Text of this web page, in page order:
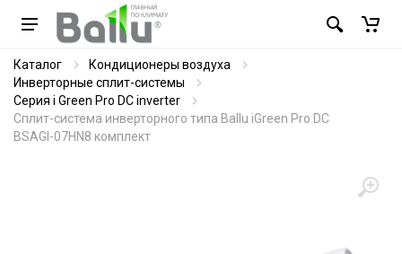
Каталог
Кондиционеры воздуха
Инверторные сплит-системы
Серия i Green Pro DC inverter
Сплит-система инверторного типа Ballu iGreen Pro DC
BSAGI-07HN8 комплект